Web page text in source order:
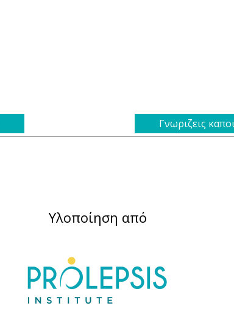
Γνωριζεις
Υλοποίηση από